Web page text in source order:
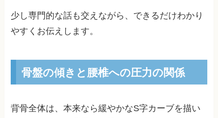
少し専門的な話も交えながら、できるだけわかり
やすくお伝えします。
骨盤の傾きと腰椎への圧力の関係
背骨全体は、本来なら緩やかなS字カーブを描い